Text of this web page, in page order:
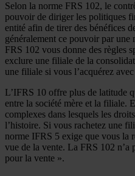
Selon la norme FRS 102, le
pouvoir de diriger les politiques
entité afin de tirer des bénéfices
généralement ce pouvoir par
FRS 102 vous donne des règles
exclure une filiale de la
une filiale si vous l’acquérez
L’IFRS 10 offre plus de latitude
entre la société mère et la filiale.
complexes dans lesquels les
l’histoire. Si vous rachetez une
norme IFRS 5 exige que vous la
vue de la vente. La FRS 102 n’a
pour la vente ».